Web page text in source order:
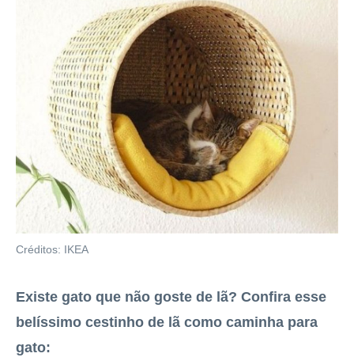
Créditos: IKEA
Existe gato que não goste de lã? Confira esse
belíssimo cestinho de lã como caminha para
gato: